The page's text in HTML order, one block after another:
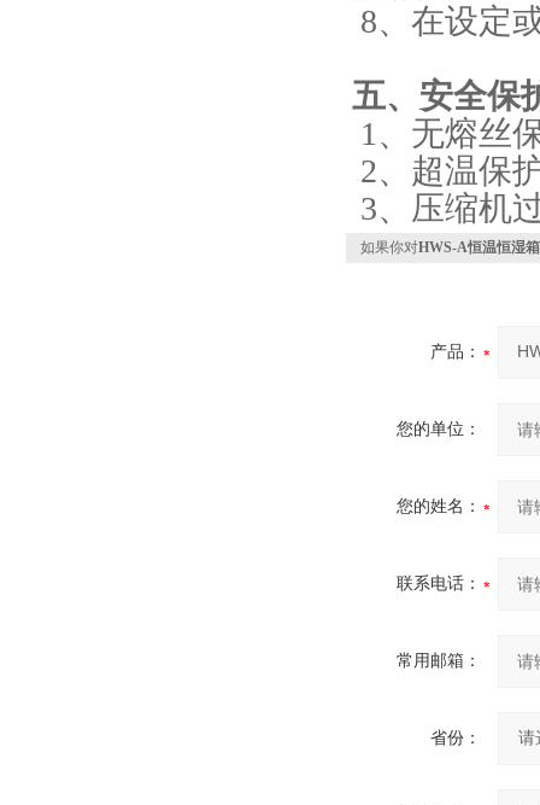
8、在设定
五、安全保
1、无熔丝
2、超温保
3、压缩机
如果你对HWS-A恒温恒湿箱
产品：
您的单位：
您的姓名：
联系电话：
常用邮箱：
省份：